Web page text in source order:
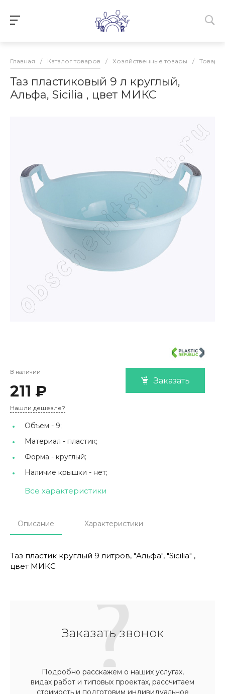
Главная / Каталог товаров / Хозяйственные товары / Товары
Таз пластиковый 9 л круглый,
Альфа, Sicilia , цвет МИКС
В наличии
211 ₽
Заказать
Нашли дешевле?
Объем - 9;
Материал - пластик;
Форма - круглый;
Наличие крышки - нет;
Все характеристики
Описание Характеристики
Таз пластик круглый 9 литров, "Альфа", "Sicilia" ,
цвет МИКС
Заказать звонок
Подробно расскажем о наших услугах,
видах работ и типовых проектах, рассчитаем